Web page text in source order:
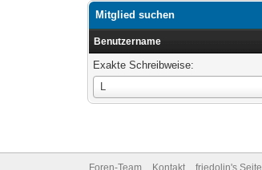
Mitglied suchen
Benutzername
Exakte Schreibweise:
L
Benutzername
Foren-Team Kontakt friedolin's Seite